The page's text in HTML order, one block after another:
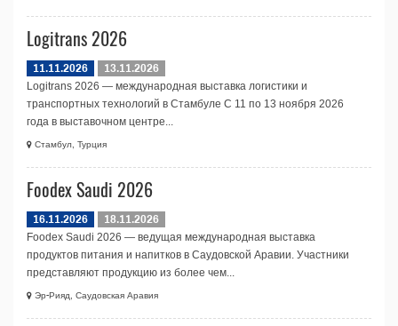
Logitrans 2026
11.11.2026
13.11.2026
Logitrans 2026 — международная выставка логистики и
транспортных технологий в Стамбуле С 11 по 13 ноября 2026
года в выставочном центре...
Стамбул, Турция
Foodex Saudi 2026
16.11.2026
18.11.2026
Foodex Saudi 2026 — ведущая международная выставка
продуктов питания и напитков в Саудовской Аравии. Участники
представляют продукцию из более чем...
Эр-Рияд, Саудовская Аравия